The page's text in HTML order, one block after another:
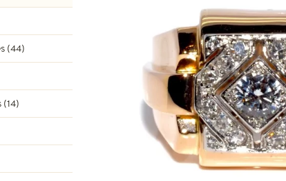
Boucles d'oreilles vintage & d'occasion
Broches et autres bijoux vintage & d'occasion
Bagues de fiançailles rubis
Bagues de fiançailles émeraude
Créations en pierres de
(44)
(14)